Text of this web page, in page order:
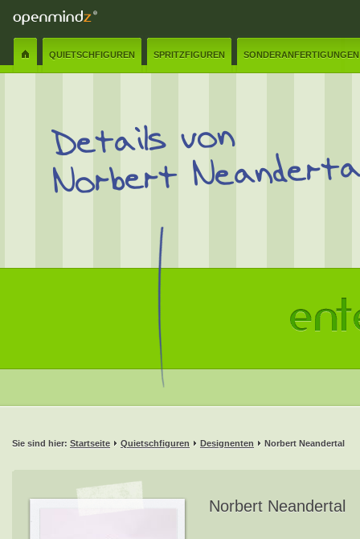
QUIETSCHFIGUREN SPRITZFIGUREN SONDERANFERTIGUNGEN
Details von
Norbert E-Mail:✲
Nachricht:✲
Senden Schliessen
Sie sind hier: Startseite Quietschfiguren Designenten Norbert Neandertal
Norbert Neandertal